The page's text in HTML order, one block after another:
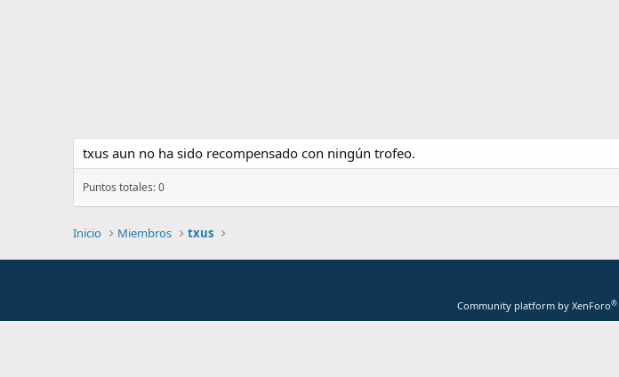
txus aun no ha sido recompensado con ningún trofeo.
Puntos totales: 0
Inicio Miembros txus
Community platform by XenForo®